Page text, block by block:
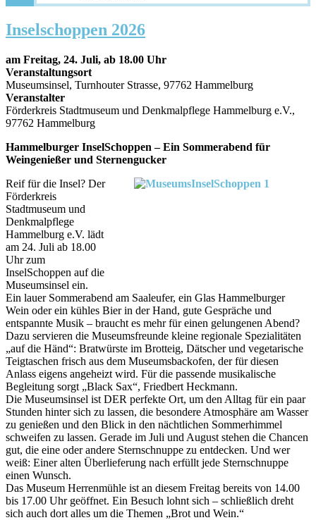
Inselschoppen 2026
am Freitag, 24. Juli, ab 18.00 Uhr
Veranstaltungsort
Museumsinsel, Turnhouter Strasse, 97762 Hammelburg
Veranstalter
Förderkreis Stadtmuseum und Denkmalpflege Hammelburg e.V.,
97762 Hammelburg
Hammelburger InselSchoppen – Ein Sommerabend für
Weingenießer und Sternengucker
Reif für die Insel? Der
Förderkreis
Stadtmuseum und
Denkmalpflege
Hammelburg e.V. lädt
am 24. Juli ab 18.00
Uhr zum
InselSchoppen auf die
Museumsinsel ein.
Ein lauer Sommerabend am Saaleufer, ein Glas Hammelburger
Wein oder ein kühles Bier in der Hand, gute Gespräche und
entspannte Musik – braucht es mehr für einen gelungenen Abend?
Dazu servieren die Museumsfreunde kleine regionale Spezialitäten
„auf die Händ“: Bratwürste im Brotteig, Dätscher und vegetarische
Teigtaschen frisch aus dem Museumsbackofen, der für diesen
Anlass eigens angeheizt wird. Für die passende musikalische
Begleitung sorgt „Black Sax“, Friedbert Heckmann.
Die Museumsinsel ist DER perfekte Ort, um den Alltag für ein paar
Stunden hinter sich zu lassen, die besondere Atmosphäre am Wasser
zu genießen und den Blick in den nächtlichen Sommerhimmel
schweifen zu lassen. Gerade im Juli und August stehen die Chancen
gut, die eine oder andere Sternschnuppe zu entdecken. Und wer
weiß: Einer alten Überlieferung nach erfüllt jede Sternschnuppe
einen Wunsch.
Das Museum Herrenmühle ist an diesem Freitag bereits von 14.00
bis 17.00 Uhr geöffnet. Ein Besuch lohnt sich – schließlich dreht
sich auch dort alles um die Themen „Brot und Wein.“